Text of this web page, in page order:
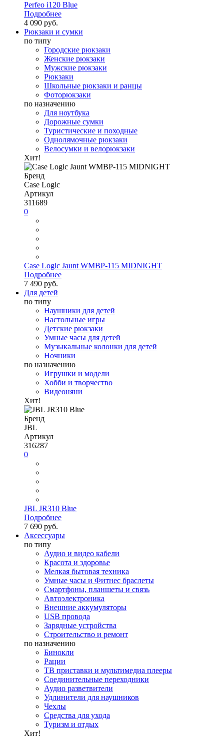
Perfeo i120 Blue
Подробнее
4 090 руб.
Рюкзаки и сумки
по типу
Городские рюкзаки
Женские рюкзаки
Мужские рюкзаки
Рюкзаки
Школьные рюкзаки и ранцы
Фоторюкзаки
по назначению
Для ноутбука
Дорожные сумки
Туристические и походные
Однолямочные рюкзаки
Велосумки и велорюкзаки
Хит!
Бренд
Case Logic
Артикул
311689
0
Case Logic Jaunt WMBP-115 MIDNIGHT
Подробнее
7 490 руб.
Для детей
по типу
Наушники для детей
Настольные игры
Детские рюкзаки
Умные часы для детей
Музыкальные колонки для детей
Ночники
по назначению
Игрушки и модели
Хобби и творчество
Видеоняни
Хит!
Бренд
JBL
Артикул
316287
0
JBL JR310 Blue
Подробнее
7 690 руб.
Аксессуары
по типу
Аудио и видео кабели
Красота и здоровье
Мелкая бытовая техника
Умные часы и Фитнес браслеты
Смартфоны, планшеты и связь
Автоэлектроника
Внешние аккумуляторы
USB провода
Зарядные устройства
Строительство и ремонт
по назначению
Бинокли
Рации
ТВ приставки и мультимедиа плееры
Соединительные переходники
Аудио разветвители
Удлинители для наушников
Чехлы
Средства для ухода
Туризм и отдых
Хит!